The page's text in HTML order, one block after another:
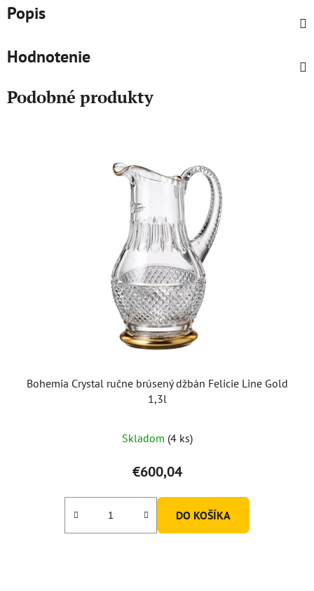
Popis
Hodnotenie
Podobné produkty
Bohemia Crystal ručne brúsený džbán Felicie Line Gold
1,3l
Skladom (4 ks)
€600,04
DO KOŠÍKA